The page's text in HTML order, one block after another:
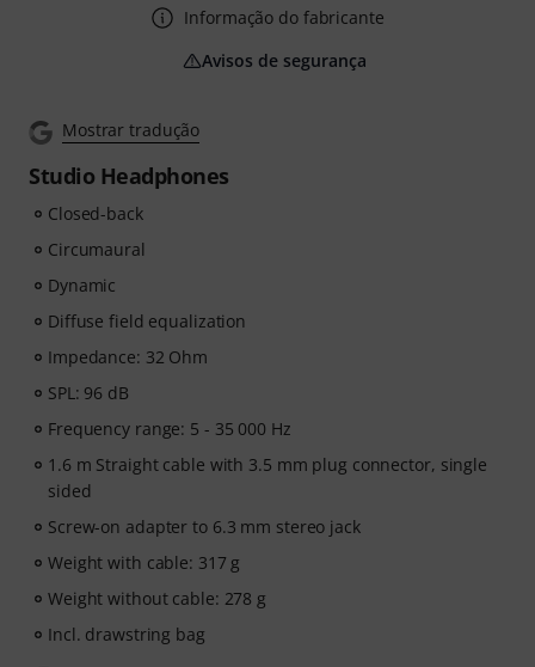
Mostrar tradução
Studio Headphones
Closed-back
Circumaural
Dynamic
Diffuse field equalization
Impedance: 32 Ohm
SPL: 96 dB
Frequency range: 5 - 35 000 Hz
1.6 m Straight cable with 3.5 mm plug connector, single
sided
Screw-on adapter to 6.3 mm stereo jack
Weight with cable: 317 g
Weight without cable: 278 g
Incl. drawstring bag
Informação do fabricante
Avisos de segurança